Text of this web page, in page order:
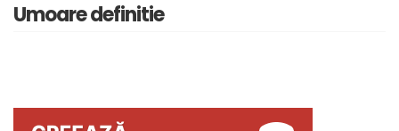
Umoare definitie